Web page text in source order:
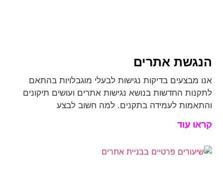
הנגשת אתרים
אנו מבצעים בדיקות נגישות לבעלי מוגבלויות בהתאם
לתקנות החדשות בנושא נגישות אתרים ועושים תיקונים
והתאמות לעמידה בתקנים. למה חשוב לבצע
קראו עוד